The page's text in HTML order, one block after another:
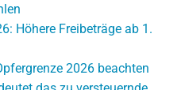
Höhere Freibeträge ab 1.
2026 beachten